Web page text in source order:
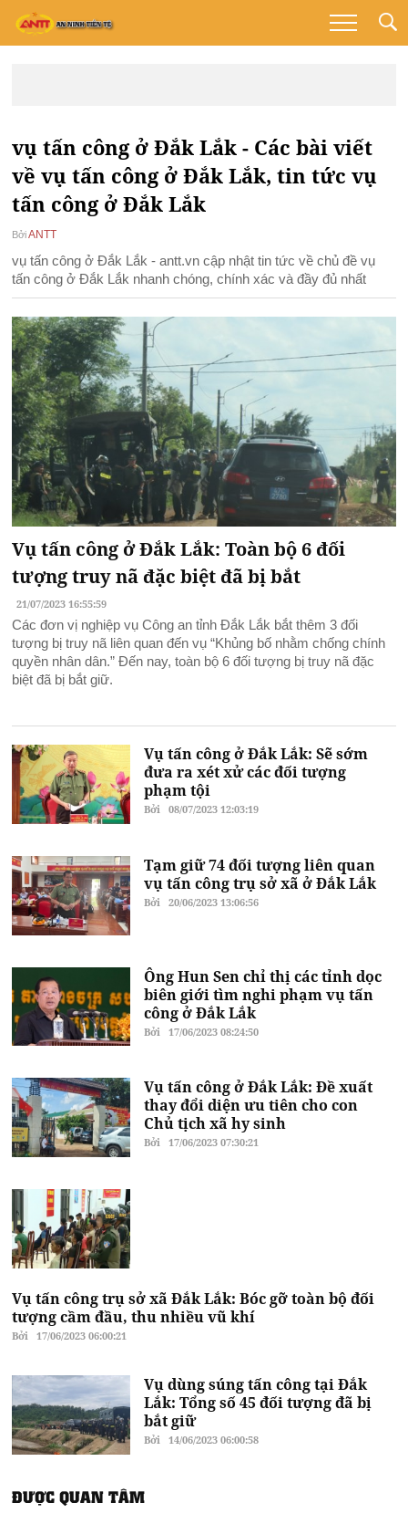
vụ tấn công ở Đắk Lắk - Các bài viết
về vụ tấn công ở Đắk Lắk, tin tức vụ
tấn công ở Đắk Lắk
Bởi ANTT
vụ tấn công ở Đắk Lắk - antt.vn cập nhật tin tức về chủ đề vụ
tấn công ở Đắk Lắk nhanh chóng, chính xác và đầy đủ nhất
Vụ tấn công ở Đắk Lắk: Toàn bộ 6 đối
tượng truy nã đặc biệt đã bị bắt
21/07/2023 16:55:59
Các đơn vị nghiệp vụ Công an tỉnh Đắk Lắk bắt thêm 3 đối
tượng bị truy nã liên quan đến vụ “Khủng bố nhằm chống chính
quyền nhân dân.” Đến nay, toàn bộ 6 đối tượng bị truy nã đặc
biệt đã bị bắt giữ.
Vụ tấn công ở Đắk Lắk: Sẽ sớm
đưa ra xét xử các đối tượng
phạm tội
Bởi 08/07/2023 12:03:19
Tạm giữ 74 đối tượng liên quan
vụ tấn công trụ sở xã ở Đắk Lắk
Bởi 20/06/2023 13:06:56
Ông Hun Sen chỉ thị các tỉnh dọc
biên giới tìm nghi phạm vụ tấn
công ở Đắk Lắk
Bởi 17/06/2023 08:24:50
Vụ tấn công ở Đắk Lắk: Đề xuất
thay đổi diện ưu tiên cho con
Chủ tịch xã hy sinh
Bởi 17/06/2023 07:30:21
Vụ tấn công trụ sở xã Đắk Lắk: Bóc gỡ toàn bộ đối
tượng cầm đầu, thu nhiều vũ khí
Bởi 17/06/2023 06:00:21
Vụ dùng súng tấn công tại Đắk
Lắk: Tổng số 45 đối tượng đã bị
bắt giữ
Bởi 14/06/2023 06:00:58
ĐƯỢC QUAN TÂM